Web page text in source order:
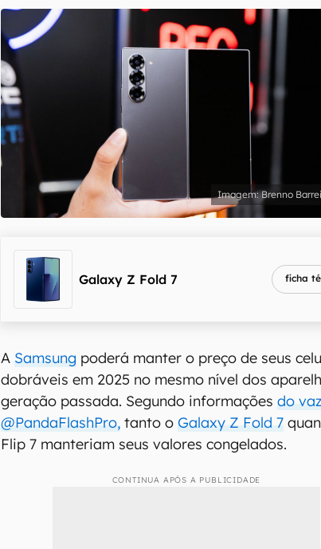
Confirmo que li, aceito e concordo com os
Brenno
Galaxy Z Fold 7 ficha
A Samsung poderá manter o preço de seus
dobráveis em 2025 no mesmo nível dos
geração passada. Segundo informaçõesdo
@PandaFlashPro, tanto oGalaxy Z Fold 7
Flip 7 manteriam seus valores congelados.
CONTINUA APÓS A PUBLICIDADE